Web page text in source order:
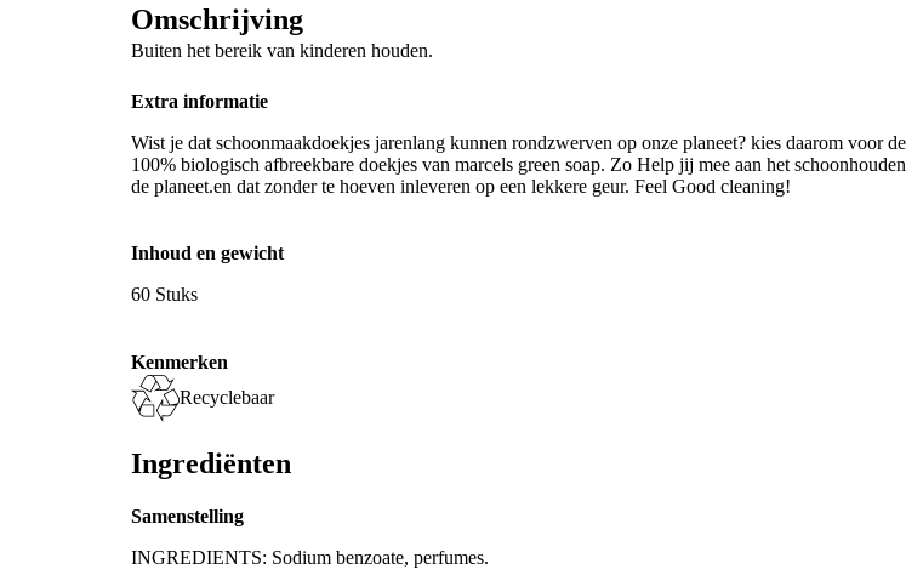
Omschrijving
Buiten het bereik van kinderen houden.
Extra informatie
Wist je dat schoonmaakdoekjes jarenlang kunnen rondzwerven op onze planeet? kies daarom voor de
100% biologisch afbreekbare doekjes van marcels green soap. Zo Help jij mee aan het
de planeet.en dat zonder te hoeven inleveren op een lekkere geur. Feel Good cleaning!
Inhoud en gewicht
60 Stuks
Kenmerken
Recyclebaar
Ingrediënten
Samenstelling
INGREDIENTS: Sodium benzoate, perfumes.